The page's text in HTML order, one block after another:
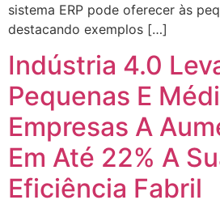
sistema ERP pode oferecer às
destacando exemplos […]
Indústria 4.0
Pequenas E
Empresas A
Em Até 22% A
Eficiência Fabril